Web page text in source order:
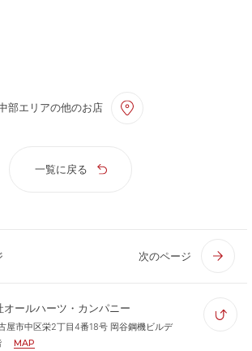
部エリアの他のお店
一覧に戻る
次のページ
オールハーツ・カンパニー
屋市中区栄2丁目4番18号 岡谷鋼機ビルデ
MAP